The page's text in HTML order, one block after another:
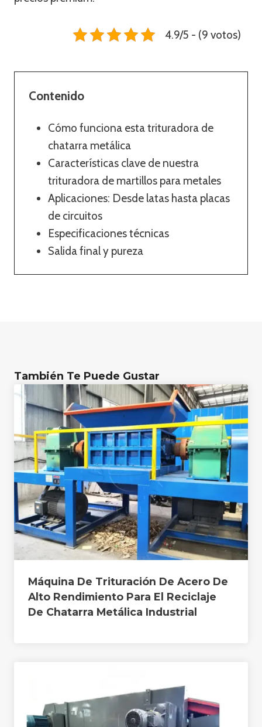
4.9/5 - (9 votos)
Contenido
Cómo funciona esta trituradora de
chatarra metálica
Características clave de nuestra
trituradora de martillos para metales
Aplicaciones: Desde latas hasta placas
de circuitos
Especificaciones técnicas
Salida final y pureza
También Te Puede Gustar
Máquina De Trituración De Acero De
Alto Rendimiento Para El Reciclaje
De Chatarra Metálica Industrial